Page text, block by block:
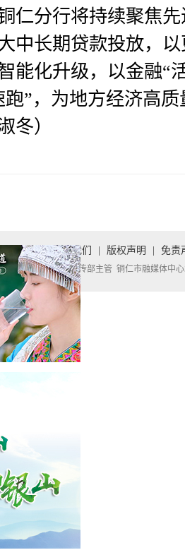
仁分行将持续聚焦
中长期贷款投放，
能化升级，以金融“
跑”，为地方经济高
冬）
首页 | 关于我们 版权声明 免责
中共铜仁市委宣传部主管 铜仁市融媒体中心